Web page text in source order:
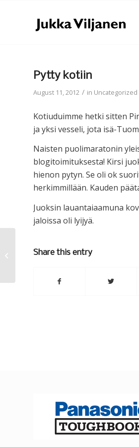
Pytty kotiin
August 11, 2012 / in Uncategorized
Kotiuduimme hetki sitten
ja yksi vesseli, jota isä-
Naisten puolimaratonin
blogitoimituksesta! Kirsi
hienon pytyn. Se oli ok
herkimmillään. Kauden
Juoksin lauantaiaamuna
jaloissa oli lyijyä.
Share this entry
Aamulenkki-paras lenkki